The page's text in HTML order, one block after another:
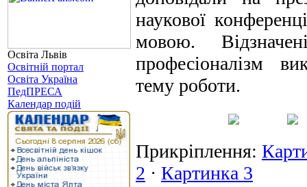
Освіта Львів
Освітній портал
Освіта Україна
ПедПРЕСА
Календар подій
наукової
мовою.
професіоналізм
тему роботи.
Прикріплення:
2 · Картинка 3